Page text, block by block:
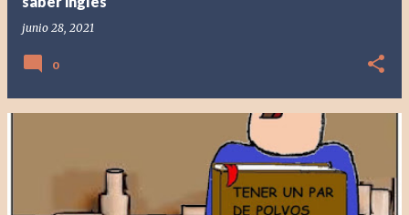
junio 28, 2021
0